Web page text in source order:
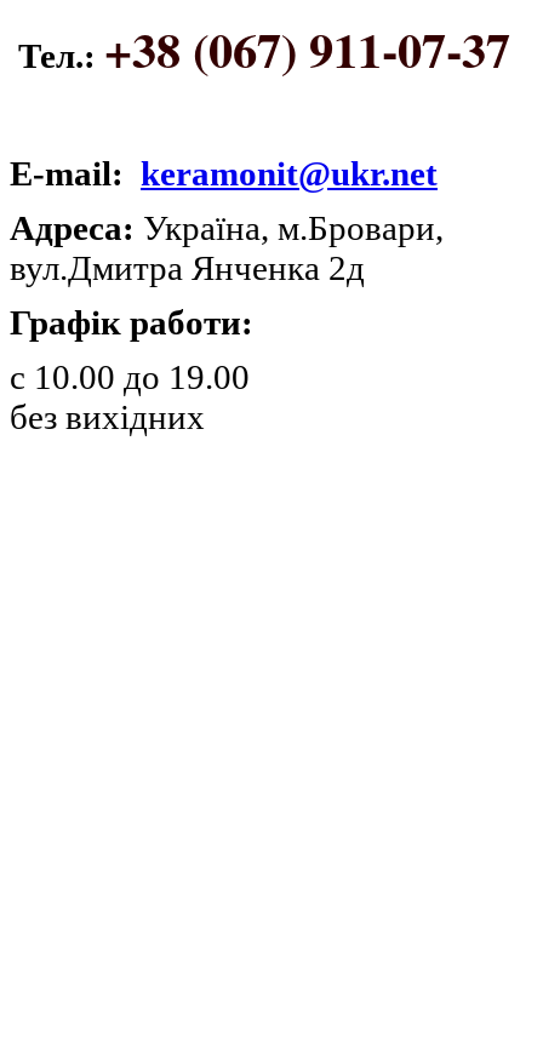
Тел.: +38 (067) 911-07-37
E-mail: keramonit@ukr.net
Адреса: Україна, м.Бровари,
вул.Дмитра Янченка 2д
Графік работи:
с 10.00 до 19.00
без вихідних